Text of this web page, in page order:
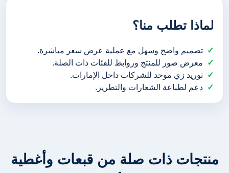
لماذا تطلب منا؟
تصميم واضح وسهل مع عملية عرض سعر مباشرة.
معرض صور للمنتج وروابط للفئات ذات الصلة.
توريد زي موحد للشركات داخل الإمارات.
دعم لطباعة الشعارات والتطريز.
منتجات ذات صلة من قبعات وأغطية